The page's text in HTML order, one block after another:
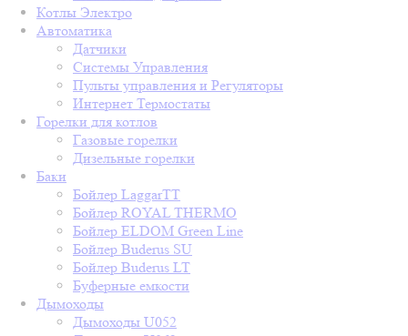
Котлы Электро
Автоматика
Датчики
Системы Управления
Пульты управления и Регуляторы
Интернет Термостаты
Горелки для котлов
Газовые горелки
Дизельные горелки
Баки
Бойлер LaggarTT
Бойлер ROYAL THERMO
Бойлер ELDOM Green Line
Бойлер Buderus SU
Бойлер Buderus LT
Буферные емкости
Дымоходы
Дымоходы U052